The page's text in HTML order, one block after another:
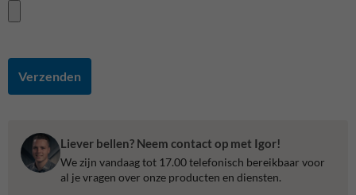
Verzenden
Liever bellen? Neem contact op met Igor!
We zijn vandaag tot 17.00 telefonisch bereikbaar voor
al je vragen over onze producten en diensten.